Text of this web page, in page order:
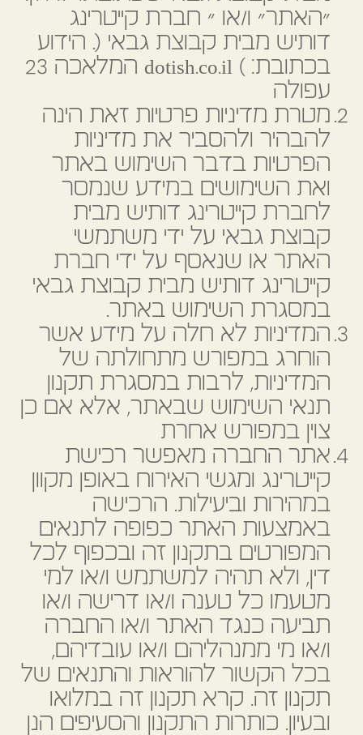
צור קשר
״האתר״ ו/או ״ חברת קייטרינג
דותיש מבית קבוצת גבאי (. הידוע
בכתובת: ) dotish.co.il המלאכה 23
עפולה
מטרת מדיניות פרטיות זאת הינה
להבהיר ולהסביר את מדיניות
הפרטיות בדבר השימוש באתר
ואת השימושים במידע שנמסר
לחברת קייטרינג דותיש מבית
קבוצת גבאי על ידי משתמשי
האתר או שנאסף על ידי חברת
קייטרינג דותיש מבית קבוצת גבאי
במסגרת השימוש באתר.
המדיניות לא חלה על מידע אשר
הוחרג במפורש מתחולתה של
המדיניות, לרבות במסגרת תקנון
תנאי השימוש שבאתר, אלא אם כן
צוין במפורש אחרת
אתר החברה מאפשר רכישת
קייטרינג ומגשי האירוח באופן מקוון
במהירות וביעילות. הרכישה
באמצעות האתר כפופה לתנאים
המפורטים בתקנון זה ובכפוף לכל
דין, ולא תהיה למשתמש ו/או למי
מטעמו כל טענה ו/או דרישה ו/או
תביעה כנגד האתר ו/או החברה
ו/או מי ממנהליהם ו/או עובדיהם,
בכל הקשור להוראות והתנאים של
תקנון זה. קרא תקנון זה במלואו
ובעיון. כותרות התקנון והסעיפים הנן